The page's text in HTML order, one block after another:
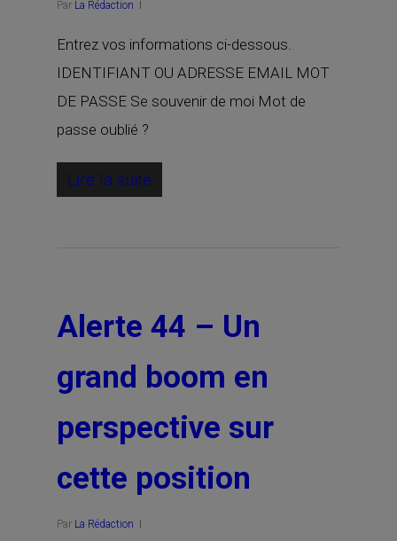
Par La Rédaction
Entrez vos informations ci-dessous.
IDENTIFIANT OU ADRESSE EMAIL MOT
DE PASSE Se souvenir de moi Mot de
passe oublié ?
Lire la suite
Alerte 44 – Un
grand boom en
perspective sur
cette position
Par La Rédaction